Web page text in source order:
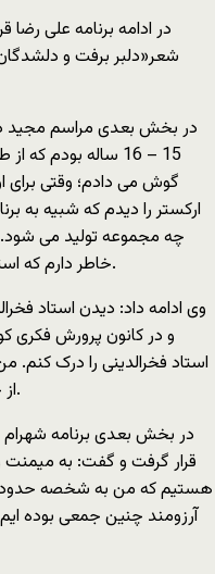
در ادامه برنامه علی رضا
شعر«دلبر برفت و
در بخش بعدی مراسم مجید
15 – 16 ساله بودم
گوش می دادم؛ وقتی برای
ارکستر را دیدم که شبیه به
چه مجموعه تولید می شود.
خاطر دارم که استاد فخرالدینی رهبری آن را بر عهده داشت.
وی ادامه داد: دیدن استاد
و در کانون پرورش فکری
استاد فخرالدینی را درک کنم.
از جمله«یاد یار مهربان» و «اشتیاق» هستم.
در بخش بعدی برنامه شهرام
قرار گرفت و گفت: به
هستیم که من به شخصه حدود
آرزومند چنین جمعی بوده